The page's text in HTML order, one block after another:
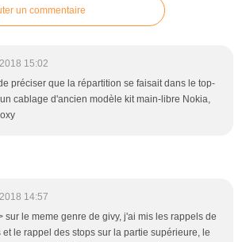
un commentaire
15:02
préciser que la répartition se faisait dans le top-
cablage d'ancien modèle kit main-libre Nokia,
14:57
sur le meme genre de givy, j'ai mis les rappels de
et le rappel des stops sur la partie supérieure, le